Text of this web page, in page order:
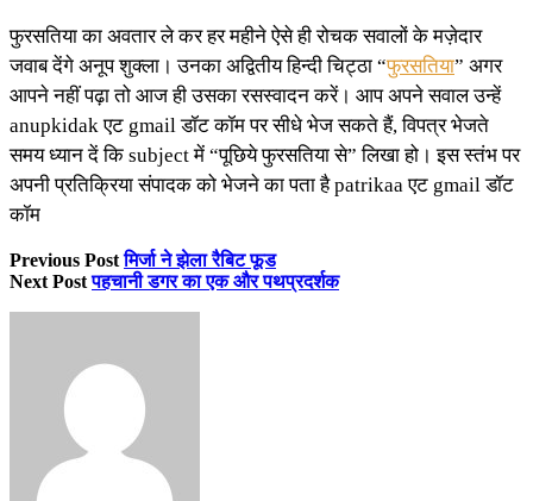
फुरसतिया का अवतार ले कर हर महीने ऐसे ही रोचक सवालों के मज़ेदार
जवाब देंगे अनूप शुक्ला। उनका अद्वितीय हिन्दी चिट्ठा “फुरसतिया” अगर
आपने नहीं पढ़ा तो आज ही उसका रसस्वादन करें। आप अपने सवाल उन्हें
anupkidak एट gmail डॉट कॉम पर सीधे भेज सकते हैं, विपत्र भेजते
समय ध्यान दें कि subject में “पूछिये फुरसतिया से” लिखा हो। इस स्तंभ पर
अपनी प्रतिक्रिया संपादक को भेजने का पता है patrikaa एट gmail डॉट
कॉम
Previous Post मिर्जा ने झेला रैबिट फूड
Next Post पहचानी डगर का एक और पथप्रदर्शक